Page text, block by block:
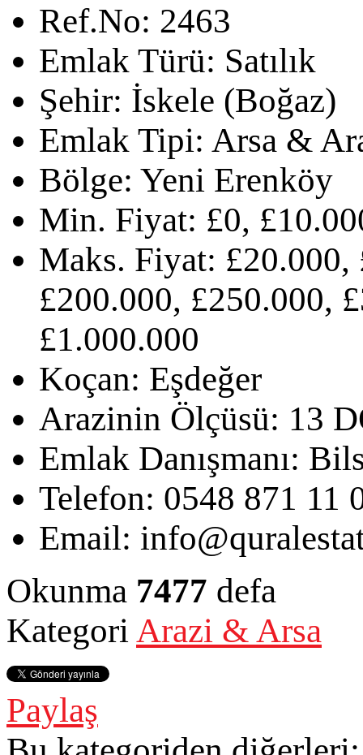
Ref.No: 2463
Emlak Türü: Satılık
Şehir: İskele (Boğaz)
Emlak Tipi: Arsa &
Bölge: Yeni Erenköy
Min. Fiyat: £0,
Maks. Fiyat: £20.000,
£200.000, £250.000,
£1.000.000
Koçan: Eşdeğer
Arazinin Ölçüsü: 13
Emlak Danışmanı:
Telefon: 0548 871 11
Email:
Okunma 7477 defa
Kategori Arazi & Arsa
Paylaş